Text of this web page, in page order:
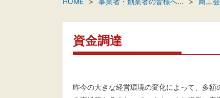
資金調達
昨今の大きな経営環境の変化によって、多